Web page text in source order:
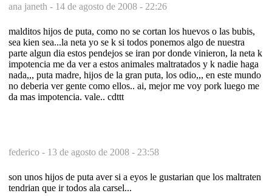
ana janeth - 14 de agosto de 2008 - 22:26
malditos hijos de puta, como no se cortan los huevos o las bubis,
sea kien sea...la neta yo se k si todos ponemos algo de nuestra
parte algun dia estos pendejos se iran por donde vinieron, la neta k
impotencia me da ver a estos animales maltratados y k nadie haga
nada,,, puta madre, hijos de la gran puta, los odio,,, en este mundo
no deberia ver gente como ellos.. ai, mejor me voy pork luego me
da mas impotencia. vale.. cdttt
federico - 13 de agosto de 2008 - 23:58
son unos hijos de puta aver si a eyos le gustarian que los maltraten
tendrian que ir todos ala carsel...